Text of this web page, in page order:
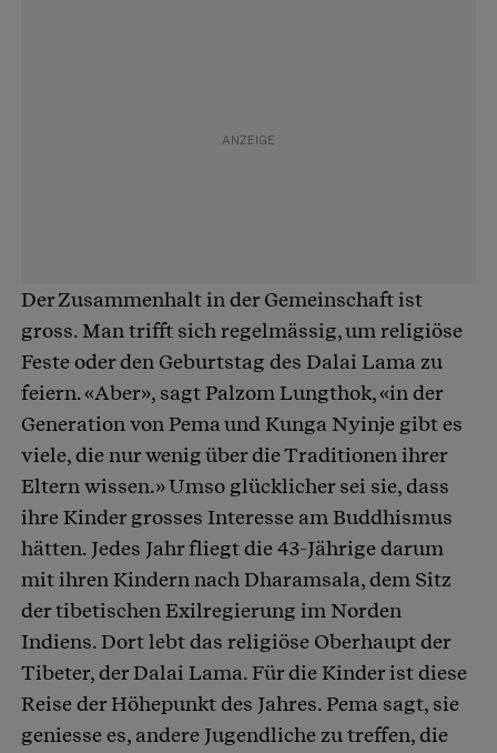
Der Zusammenhalt in der Gemeinschaft ist
gross. Man trifft sich regelmässig, um religiöse
Feste oder den Geburtstag des Dalai Lama zu
feiern. «Aber», sagt Palzom Lungthok, «in der
Generation von Pema und Kunga Nyinje gibt es
viele, die nur wenig über die Traditionen ihrer
Eltern wissen.» Umso glücklicher sei sie, dass
ihre Kinder grosses Interesse am Buddhismus
hätten. Jedes Jahr fliegt die 43-Jährige darum
mit ihren Kindern nach Dharamsala, dem Sitz
der tibetischen Exilregierung im Norden
Indiens. Dort lebt das religiöse Oberhaupt der
Tibeter, der Dalai Lama. Für die Kinder ist diese
Reise der Höhepunkt des Jahres. Pema sagt, sie
geniesse es, andere Jugendliche zu treffen, die